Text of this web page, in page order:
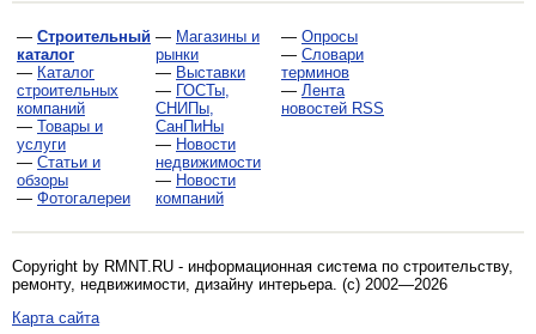
— Строительный
каталог
— Каталог
строительных
компаний
— Товары и
услуги
— Статьи и
обзоры
— Фотогалереи
— Магазины и
рынки
— Выставки
— ГОСТы,
СНИПы,
СанПиНы
— Новости
недвижимости
— Новости
компаний
— Опросы
— Словари
терминов
— Лента
новостей RSS
Copyright by RMNT.RU - информационная система по строительству,
ремонту, недвижимости, дизайну интерьера. (c) 2002—2026
Карта сайта